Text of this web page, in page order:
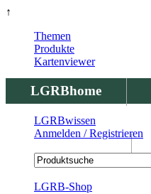
↑
LGRBhome
LGRBbohrungen
Themen
Produkte
Kartenviewer
LGRBwissen
Anmelden / Registrieren
LGRB-Shop